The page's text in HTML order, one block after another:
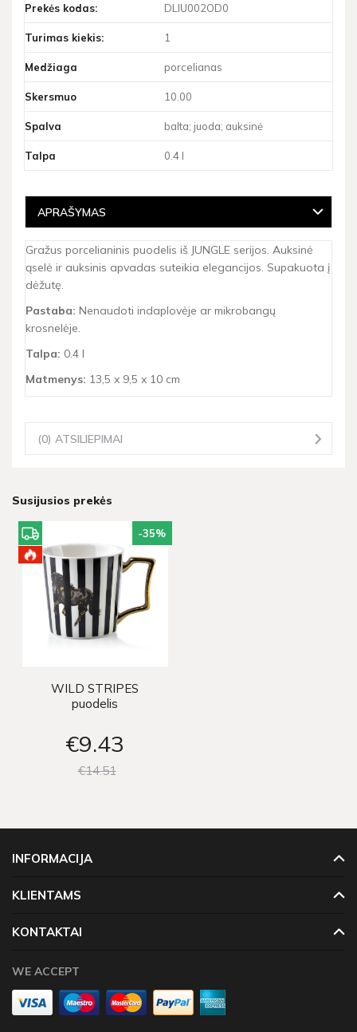
Prekės kodas: DLIU002OD0
Turimas kiekis: 1
Medžiaga porcelianas
Skersmuo 10.00
Spalva balta; juoda; auksinė
Talpa 0.4 l
APRAŠYMAS
Gražus porcelianinis puodelis iš JUNGLE serijos. Auksinė
ąselė ir auksinis apvadas suteikia elegancijos. Supakuota į
dėžutę.
Pastaba: Nenaudoti indaplovėje ar mikrobangų
krosnelėje.
Talpa: 0.4 l
Matmenys: 13,5 x 9,5 x 10 cm
(0) ATSILIEPIMAI
Susijusios prekės
-35%
WILD STRIPES
puodelis
€9 43
€1451
INFORMACIJA
KLIENTAMS
KONTAKTAI
WE ACCEPT